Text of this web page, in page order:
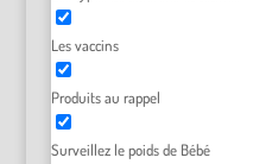
Les vaccins
Produits au rappel
Surveillez le poids de Bébé